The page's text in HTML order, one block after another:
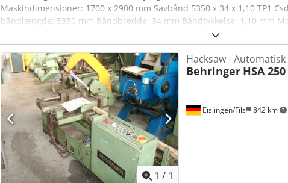
Maskindimensioner: 1700 x 2900 mm Savbånd 5350 x 34 x 1,10 TP1
båndlængde: 5350 mm Båndbredde: 34 mm Båndtykkelse: 1,10 mm
hastigheder Effekt: 3,5 HK (ca. 2,6 kW) Spænding: 380 V – 50 Hz
1 / 1
Eislingen/Fils 842 km
Hacksaw - Automatisk
Behringer HSA 250